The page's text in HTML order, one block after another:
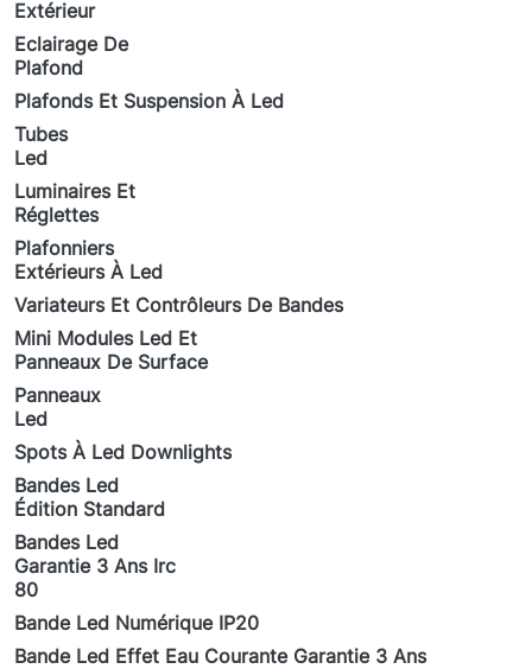
Extérieur
Eclairage De
Plafond
Plafonds Et Suspension À Led
Tubes
Led
Luminaires Et
Réglettes
Plafonniers
Extérieurs À Led
Variateurs Et Contrôleurs De Bandes
Mini Modules Led Et
Panneaux De Surface
Panneaux
Led
Spots À Led Downlights
Bandes Led
Édition Standard
Bandes Led
Garantie 3 Ans Irc
80
Bande Led Numérique IP20
Bande Led Effet Eau Courante Garantie 3 Ans